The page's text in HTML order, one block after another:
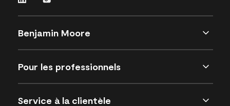
Benjamin Moore
Pour les professionnels
Service à la clientèle